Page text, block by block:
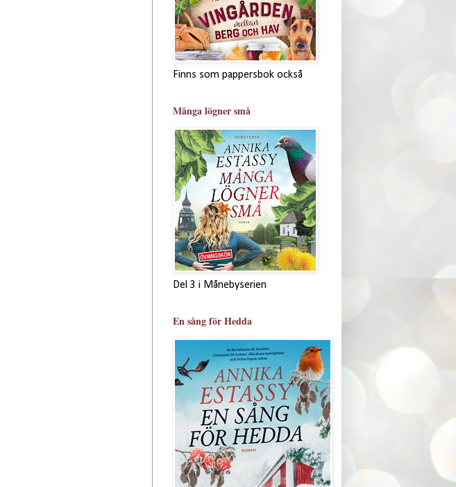
Finns som pappersbok också
Många lögner små
Del 3 i Månebyserien
En sång för Hedda